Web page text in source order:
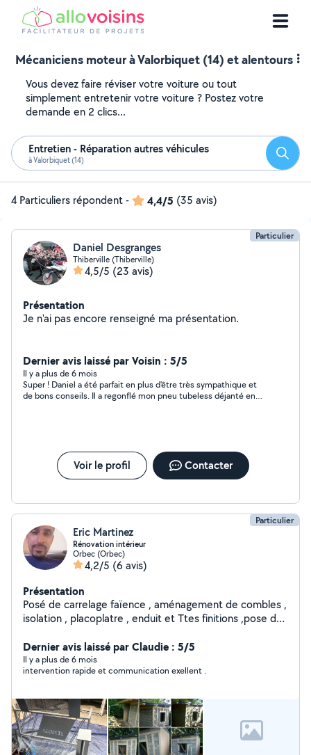
Mécaniciens moteur à Valorbiquet (14) et alentours
Vous devez faire réviser votre voiture ou tout
simplement entretenir votre voiture ? Postez votre
demande en 2 clics...
Entretien - Réparation autres véhicules
à Valorbiquet (14)
4 Particuliers répondent- 4,4/5 (35 avis)
Particulier
Daniel Desgranges
Thiberville (Thiberville)
4,5/5 (23 avis)
Présentation
Je n'ai pas encore renseigné ma présentation.
Dernier avis laissé par Voisin : 5/5
Il y a plus de 6 mois
Super ! Daniel a été parfait en plus d'être très sympathique et
de bons conseils. Il a regonflé mon pneu tubeless déjanté en
Voir le profil Contacter
Particulier
Eric Martinez
Rénovation intérieur
Orbec (Orbec)
4,2/5 (6 avis)
Présentation
Posé de carrelage faïence , aménagement de combles ,
isolation , placoplatre , enduit et Ttes finitions ,pose de
surfaces peinture pistolet. anciennement SACOBAT
rénovation orbec
Dernier avis laissé par Claudie : 5/5
Il y a plus de 6 mois
intervention rapide et communication exellent .